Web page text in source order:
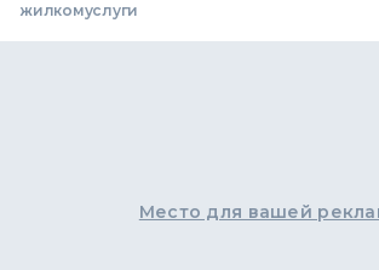
жилкомуслуги
Место для вашей